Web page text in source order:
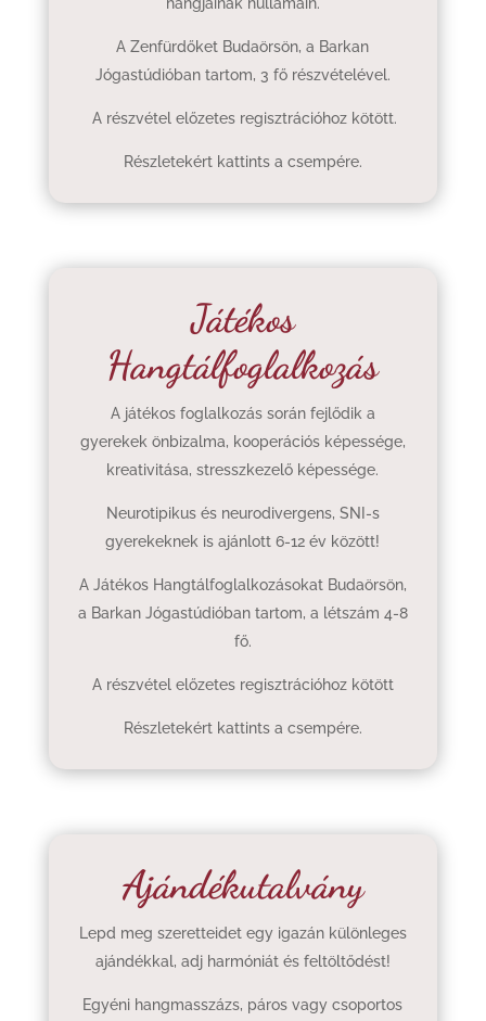
A Zenfürdőket Budaörsön, a Barkan
Jógastúdióban tartom, 3 fő részvételével.
A részvétel előzetes regisztrációhoz kötött.
Részletekért kattints a csempére.
Játékos
Hangtálfoglalkozás
A játékos foglalkozás során fejlődik a
gyerekek önbizalma, kooperációs képessége,
kreativitása, stresszkezelő képessége.
Neurotipikus és neurodivergens, SNI-s
gyerekeknek is ajánlott 6-12 év között!
A Játékos Hangtálfoglalkozásokat Budaörsön,
a Barkan Jógastúdióban tartom, a létszám 4-8
fő.
A részvétel előzetes regisztrációhoz kötött
Részletekért kattints a csempére.
Ajándékutalvány
Lepd meg szeretteidet egy igazán különleges
ajándékkal, adj harmóniát és feltöltődést!
Egyéni hangmasszázs, páros vagy csoportos